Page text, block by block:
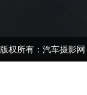
版权所有：汽车摄影网